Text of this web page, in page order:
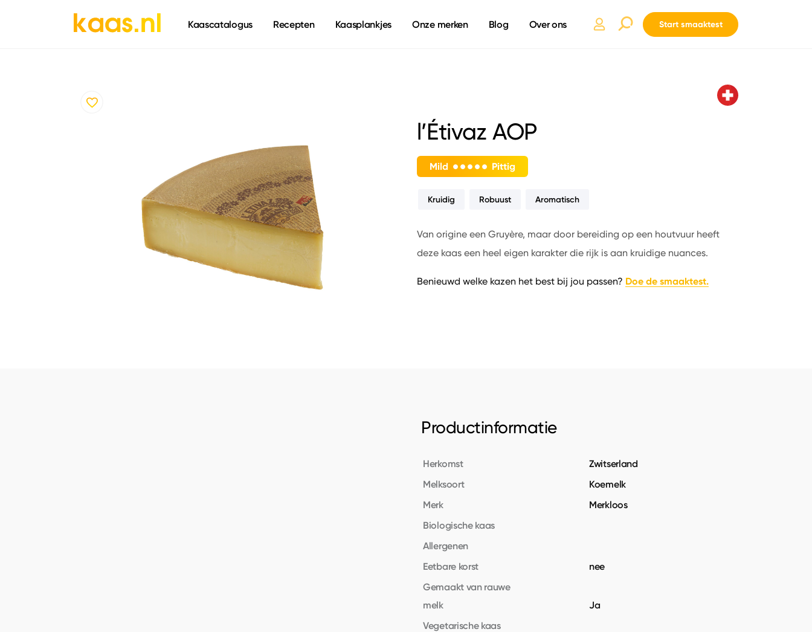
Kaascatalogus Recepten Kaasplankjes Onze merken Blog Over ons Start smaaktest
l’Étivaz AOP
Mild Pittig
Kruidig Robuust Aromatisch
Van origine een Gruyère, maar door bereiding op een houtvuur heeft
deze kaas een heel eigen karakter die rijk is aan kruidige nuances.
Benieuwd welke kazen het best bij jou passen? Doe de smaaktest.
Productinformatie
Herkomst
Zwitserland
Melksoort
Koemelk
Merk
Merkloos
Biologische kaas
Allergenen
Eetbare korst
nee
Gemaakt van rauwe
melk
Ja
Vegetarische kaas